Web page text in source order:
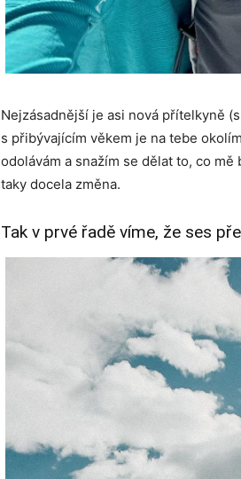
Nejzásadnější je asi nová přítelkyně
s přibývajícím věkem je na tebe
odolávám a snažím se dělat to, co
taky docela změna.
Tak v prvé řadě víme, že ses